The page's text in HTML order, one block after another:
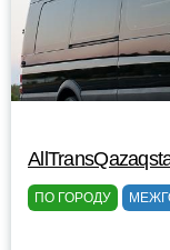
ПО ГОРОДУ